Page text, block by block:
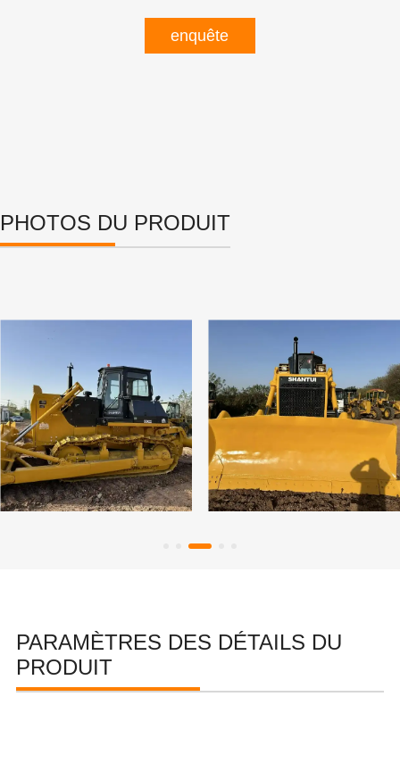
enquête
PHOTOS DU PRODUIT
PARAMÈTRES DES DÉTAILS DU
PRODUIT